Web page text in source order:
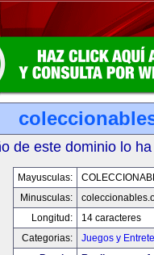
de este dominio lo
Mayusculas:
Minusculas:
Longitud:
14 caracteres
Categorias:
Juegos y